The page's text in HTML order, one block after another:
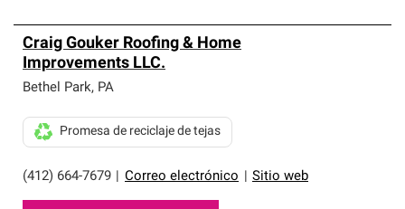
Craig Gouker Roofing & Home
Improvements LLC.
Bethel Park, PA
(412) 664-7679 Correo electrónico Sitio web
Promesa de reciclaje de tejas